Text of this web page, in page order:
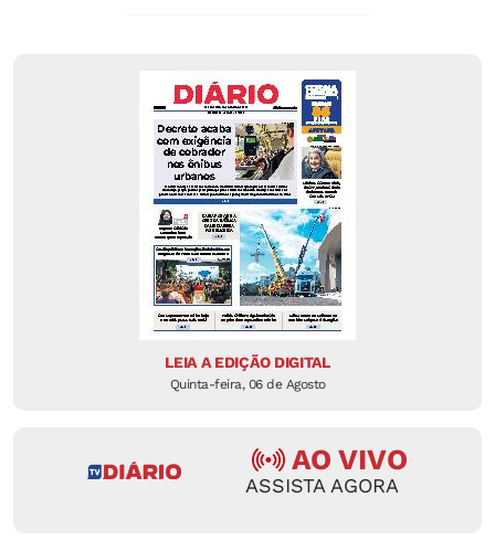
LEIA A EDIÇÃO DIGITAL
Quinta-feira, 06 de Agosto
AO VIVO
ASSISTA AGORA